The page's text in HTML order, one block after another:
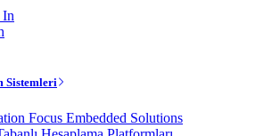
Sistemleri
Focus Embedded Solutions